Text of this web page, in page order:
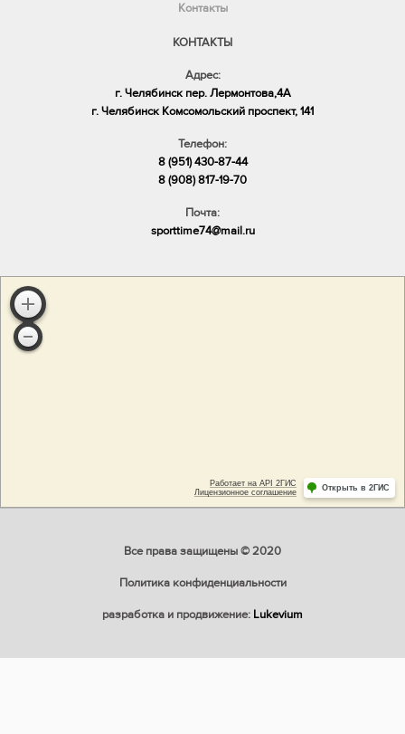
Контакты
КОНТАКТЫ
Адрес:
г. Челябинск пер. Лермонтова,4А
​г. Челябинск Комсомольский проспект, 141
Телефон:
8 (951) 430-87-44
8 (908) 817-19-70
Почта:
sporttime74@mail.ru
Все права защищены © 2020
Политика конфиденциальности
разработка и продвижение: Lukevium